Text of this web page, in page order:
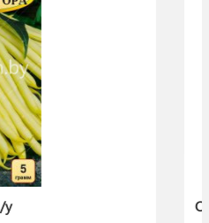
Огурец Длинный Зеленый